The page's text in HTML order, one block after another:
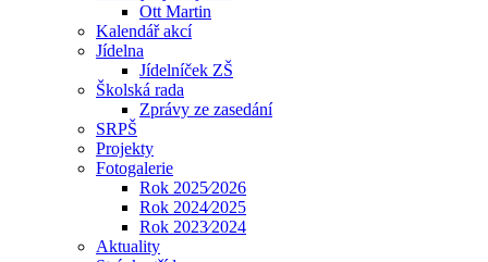
Ott Martin
Kalendář akcí
Jídelna
Jídelníček ZŠ
Školská rada
Zprávy ze zasedání
SRPŠ
Projekty
Fotogalerie
Rok 2025⁄2026
Rok 2024⁄2025
Rok 2023⁄2024
Aktuality